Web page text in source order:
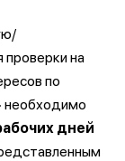
на
по
дней